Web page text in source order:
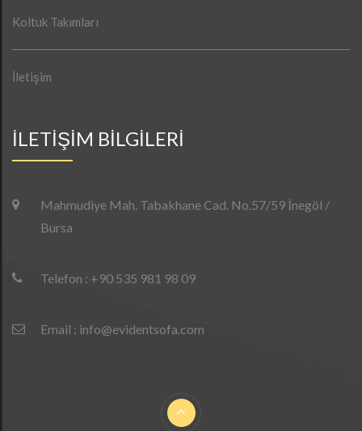
Koltuk Takımları
İletişim
İLETİŞİM BİLGİLERİ
Mahmudiye Mah. Tabakhane Cad. No.57/59 İnegöl /
Bursa
Telefon : +90 535 981 98 09
Email : info@evidentsofa.com